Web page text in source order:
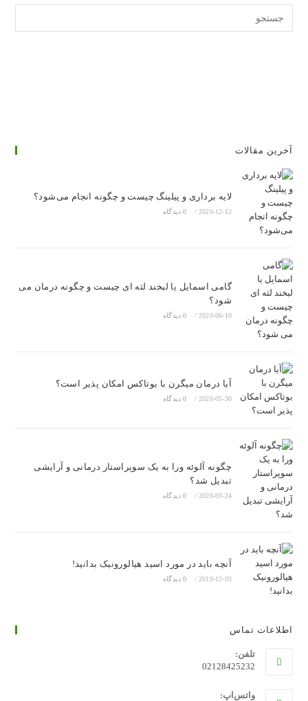
وبسایت
آخرین مقالات
لایه برداری و پیلینگ چیست و چگونه انجام می‌شود؟
2020-12-12
/ 0 دیدگاه
گامی اسمایل یا لبخند لثه ای چیست و چگونه درمان می
شود؟
2020-06-10
/ 0 دیدگاه
آیا درمان میگرن با بوتاکس امکان پذیر است؟
2020-05-30
/ 0 دیدگاه
چگونه آلوئه ورا به یک سوپراستار درمانی و آرایشی
تبدیل شد؟
2020-03-24
/ 0 دیدگاه
آنچه باید در مورد اسید هیالورونیک بدانید!
2019-12-03
/ 0 دیدگاه
اطلاعات تماس
تلفن:
02128425232
واتس‌اپ: